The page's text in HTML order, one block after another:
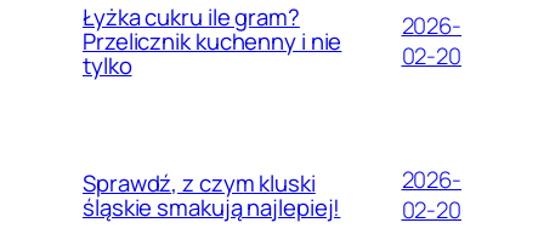
Łyżka cukru ile gram?
Przelicznik kuchenny i nie
tylko
2026-
02-20
Sprawdź, z czym kluski
śląskie smakują najlepiej!
2026-
02-20